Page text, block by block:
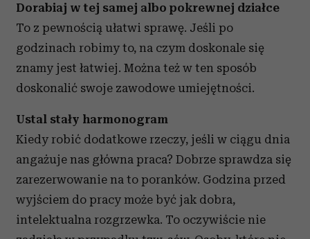
Dorabiaj w tej samej albo pokrewnej działce
To z pewnością ułatwi sprawę. Jeśli po
godzinach robimy to, na czym doskonale się
znamy jest łatwiej. Można też w ten sposób
doskonalić swoje zawodowe umiejętności.
Ustal stały harmonogram
Kiedy robić dodatkowe rzeczy, jeśli w ciągu dnia
angażuje nas główna praca? Dobrze sprawdza się
zarezerwowanie na to poranków. Godzina przed
wyjściem do pracy może być jak dobra,
intelektualna rozgrzewka. To oczywiście nie